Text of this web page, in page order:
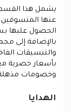
يشمل هذا القسم
عنها المتسوقين
الحصول عليها
بالإضافة إلى
والتنسيقات
بأسعار حصرية
وخصومات
الهدايا